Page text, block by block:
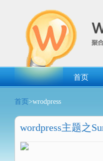
首页
首页 >wrodpress
wordpress主题之